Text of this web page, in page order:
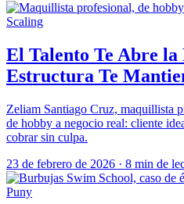
Scaling
El Talento Te Abre la
Estructura Te
Zeliam Santiago Cruz, maquillista
de hobby a negocio real: cliente
cobrar sin culpa.
23 de febrero de 2026 · 8 min de
Puny